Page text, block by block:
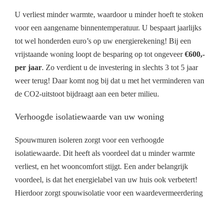
U verliest minder warmte, waardoor u minder hoeft te stoken
voor een aangename binnentemperatuur. U bespaart jaarlijks
tot wel honderden euro’s op uw energierekening! Bij een
vrijstaande woning loopt de besparing op tot ongeveer€600,-
per jaar. Zo verdient u de investering in slechts 3 tot 5 jaar
weer terug! Daar komt nog bij dat u met het verminderen van
de CO2-uitstoot bijdraagt aan een beter milieu.
Verhoogde isolatiewaarde van uw woning
Spouwmuren isoleren zorgt voor een verhoogde
isolatiewaarde. Dit heeft als voordeel dat u minder warmte
verliest, en het wooncomfort stijgt. Een ander belangrijk
voordeel, is dat het energielabel van uw huis ook verbetert!
Hierdoor zorgt spouwisolatie voor een waardevermeerdering